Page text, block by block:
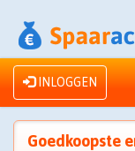
INLOGGEN
Goedkoopste